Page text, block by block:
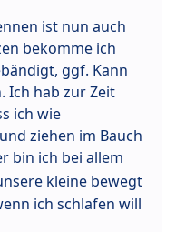
ist nun auch
bekomme ich
ggf. Kann
Ich hab zur Zeit
ich wie
ziehen im Bauch
bin ich bei allem
kleine bewegt
ich schlafen will